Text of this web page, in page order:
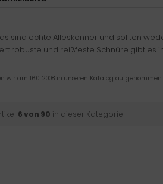
sind echte Alleskönner und sollten
robuste und reißfeste Schnüre gibt es
wir am 16.01.2008 in unseren Katalog aufgenommen.
6 von 90 in dieser Kategorie